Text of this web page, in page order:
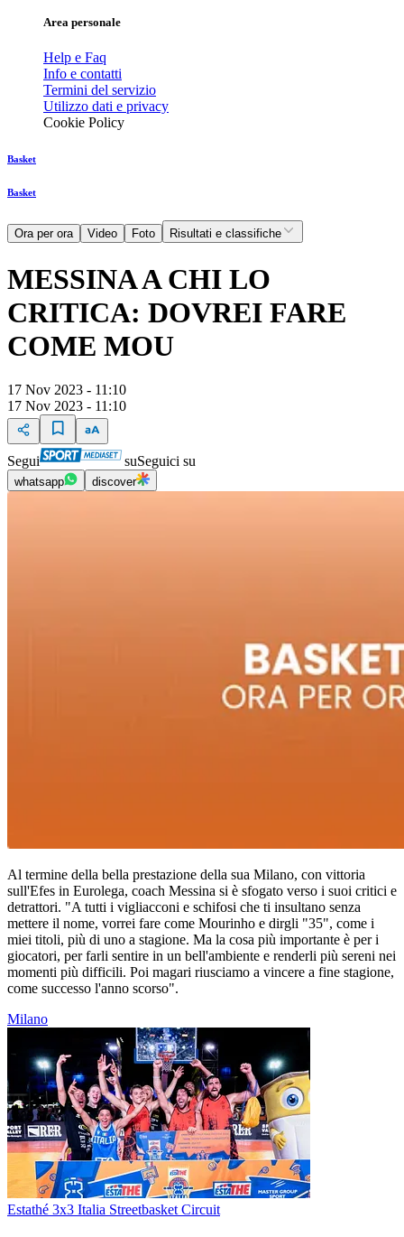
Area personale
Help e Faq
Info e contatti
Termini del servizio
Utilizzo dati e privacy
Cookie Policy
Basket
Basket
Ora per ora Video Foto Risultati e classifiche
MESSINA A CHI LO
CRITICA: DOVREI FARE
COME MOU
17 Nov 2023 - 11:10
17 Nov 2023 - 11:10
Segui suSeguici su
whatsapp discover
Al termine della bella prestazione della sua Milano, con vittoria
sull'Efes in Eurolega, coach Messina si è sfogato verso i suoi critici e
detrattori. "A tutti i vigliacconi e schifosi che ti insultano senza
mettere il nome, vorrei fare come Mourinho e dirgli "35", come i
miei titoli, più di uno a stagione. Ma la cosa più importante è per i
giocatori, per farli sentire in un bell'ambiente e renderli più sereni nei
momenti più difficili. Poi magari riusciamo a vincere a fine stagione,
come successo l'anno scorso".
Milano
Estathé 3x3 Italia Streetbasket Circuit